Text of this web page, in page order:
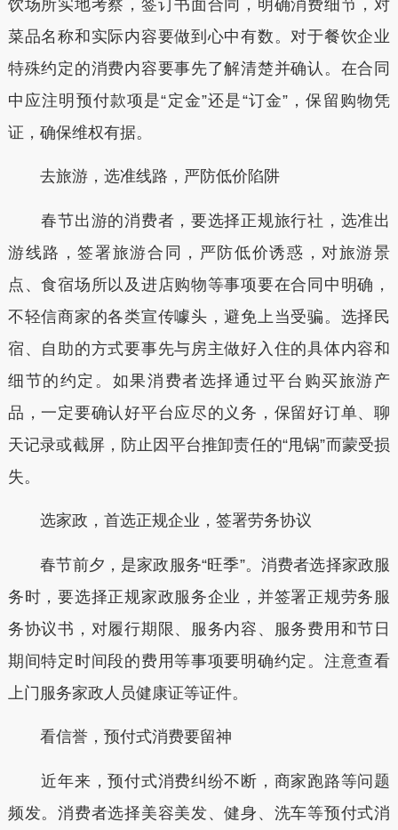
饮场所实地考察，签订书面合同，明确消费细节，对
菜品名称和实际内容要做到心中有数。对于餐饮企业
特殊约定的消费内容要事先了解清楚并确认。在合同
中应注明预付款项是“定金”还是“订金”，保留购物凭
证，确保维权有据。
去旅游，选准线路，严防低价陷阱
春节出游的消费者，要选择正规旅行社，选准出
游线路，签署旅游合同，严防低价诱惑，对旅游景
点、食宿场所以及进店购物等事项要在合同中明确，
不轻信商家的各类宣传噱头，避免上当受骗。选择民
宿、自助的方式要事先与房主做好入住的具体内容和
细节的约定。如果消费者选择通过平台购买旅游产
品，一定要确认好平台应尽的义务，保留好订单、聊
天记录或截屏，防止因平台推卸责任的“甩锅”而蒙受损
失。
选家政，首选正规企业，签署劳务协议
春节前夕，是家政服务“旺季”。消费者选择家政服
务时，要选择正规家政服务企业，并签署正规劳务服
务协议书，对履行期限、服务内容、服务费用和节日
期间特定时间段的费用等事项要明确约定。注意查看
上门服务家政人员健康证等证件。
看信誉，预付式消费要留神
近年来，预付式消费纠纷不断，商家跑路等问题
频发。消费者选择美容美发、健身、洗车等预付式消